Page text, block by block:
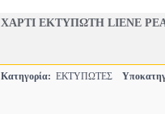
ΧΑΡΤΙ ΕΚΤΥΠΩΤΗ LIENE
Κατηγορία: ΕΚΤΥΠΩΤΕΣ